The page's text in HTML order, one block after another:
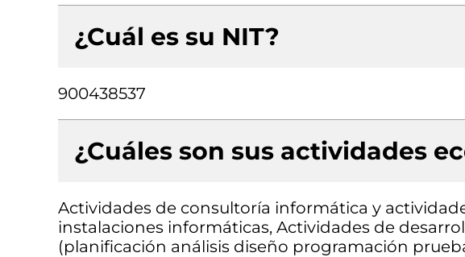
¿Cuál es su NIT?
900438537
¿Cuáles son sus actividades
Actividades de consultoría informática y
instalaciones informáticas, Actividades de
(planificación análisis diseño programación